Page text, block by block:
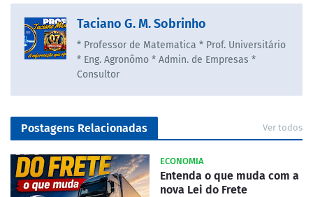
Taciano G. M. Sobrinho
* Professor de Matematica * Prof. Universitário
* Eng. Agronômo * Admin. de Empresas *
Consultor
Postagens Relacionadas Ver todos
ECONOMIA
Entenda o que muda com a
nova Lei do Frete